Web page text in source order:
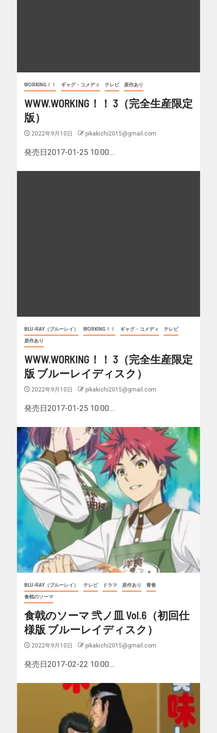
WORKING！！ ギャグ・コメディ テレビ 原作あり
WWW.WORKING！！ 3（完全生産限定
版）
2022年9月10日 pikakichi2015@gmail.com
発売日2017-01-25 10:00:...
BLU-RAY（ブルーレイ） WORKING！！ ギャグ・コメディ テレビ
原作あり
WWW.WORKING！！ 3（完全生産限定
版 ブルーレイディスク）
2022年9月10日 pikakichi2015@gmail.com
発売日2017-01-25 10:00:...
BLU-RAY（ブルーレイ） テレビ ドラマ 原作あり 青春
食戟のソーマ
食戟のソーマ 弐ノ皿 Vol.6（初回仕
様版 ブルーレイディスク）
2022年9月10日 pikakichi2015@gmail.com
発売日2017-02-22 10:00:...